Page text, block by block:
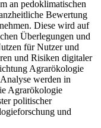
an pedoklimatischen
Bewertung
Diese wird auf
Überlegungen und
für Nutzer und
und Risiken digitaler
Agrarökologie
werden in
Agrarökologie
politischer
und